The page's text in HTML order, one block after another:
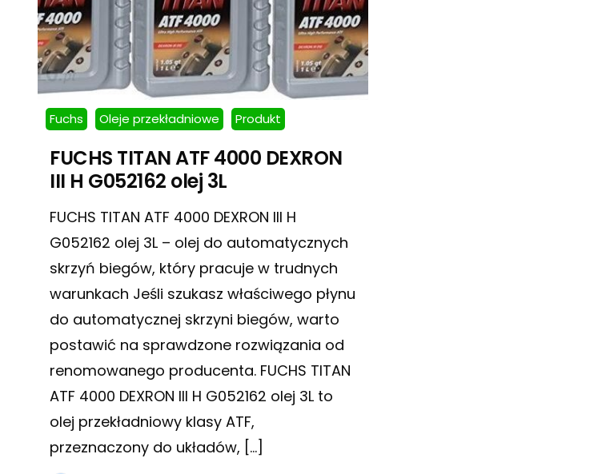
Fuchs Oleje przekładniowe Produkt
FUCHS TITAN ATF 4000 DEXRON
III H G052162 olej 3L
FUCHS TITAN ATF 4000 DEXRON III H
G052162 olej 3L – olej do automatycznych
skrzyń biegów, który pracuje w trudnych
warunkach Jeśli szukasz właściwego płynu
do automatycznej skrzyni biegów, warto
postawić na sprawdzone rozwiązania od
renomowanego producenta. FUCHS TITAN
ATF 4000 DEXRON III H G052162 olej 3L to
olej przekładniowy klasy ATF,
przeznaczony do układów, […]